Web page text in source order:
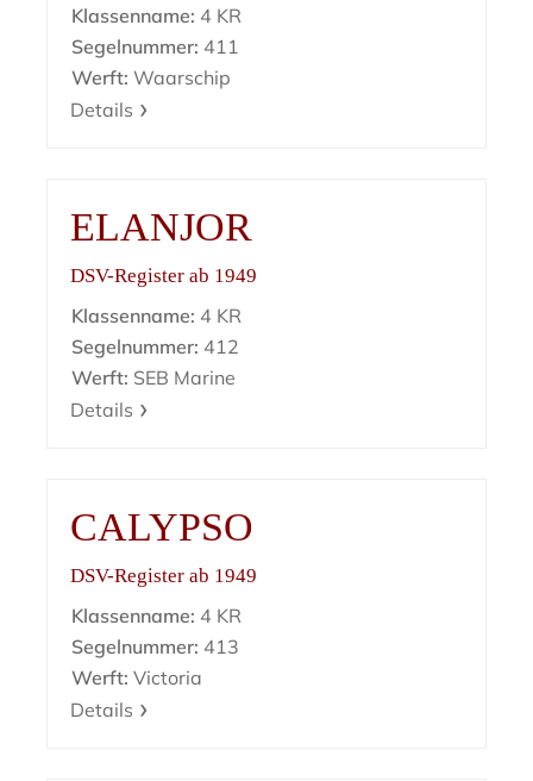
Klassenname: 4 KR
Segelnummer: 411
Werft: Waarschip
Details
ELANJOR
DSV-Register ab 1949
Klassenname: 4 KR
Segelnummer: 412
Werft: SEB Marine
Details
CALYPSO
DSV-Register ab 1949
Klassenname: 4 KR
Segelnummer: 413
Werft: Victoria
Details